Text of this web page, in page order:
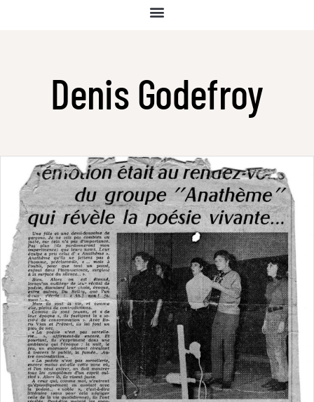
Denis Godefroy